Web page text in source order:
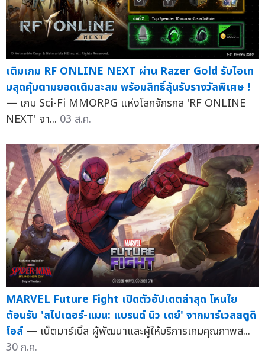
เติมเกม RF ONLINE NEXT ผ่าน Razer Gold รับไอเท
มสุดคุ้มตามยอดเติมสะสม พร้อมสิทธิ์ลุ้นรับรางวัลพิเศษ !
— เกม Sci-Fi MMORPG แห่งโลกจักรกล 'RF ONLINE
NEXT' จา... 03 ส.ค.
MARVEL Future Fight เปิดตัวอัปเดตล่าสุด โหนใย
ต้อนรับ 'สไปเดอร์-แมน: แบรนด์ นิว เดย์' จากมาร์เวลสตูดิ
โอส์ — เน็ตมาร์เบิ้ล ผู้พัฒนาและผู้ให้บริการเกมคุณภาพส...
30 ก.ค.